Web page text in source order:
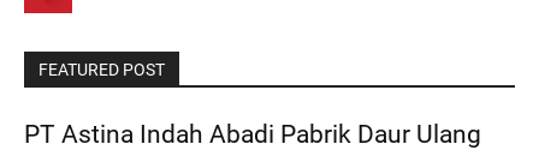
FEATURED POST
PT Astina Indah Abadi Pabrik Daur Ulang